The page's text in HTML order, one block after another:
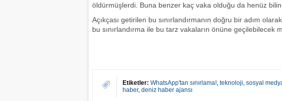
öldürmüşlerdi. Buna benzer kaç vaka olduğu da henüz
Açıkçası getirilen bu sınırlandırmanın doğru bir adım
bu sınırlandırma ile bu tarz vakaların önüne geçilebilecek
Etiketler: WhatsApp'tan sınırlama!, teknoloji, sosyal
haber, deniz haber ajansı